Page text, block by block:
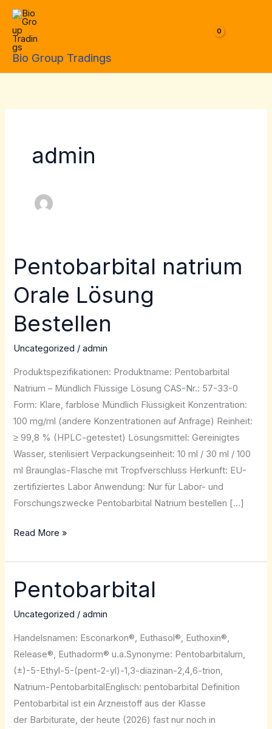
Skip
content
Bio Group Tradings
admin
Pentobarbital natrium
Orale Lösung
Bestellen
Uncategorized /admin
Produktspezifikationen: Produktname: Pentobarbital
Natrium – Mündlich Flüssige Lösung CAS-Nr.: 57-33-0
Form: Klare, farblose Mündlich Flüssigkeit Konzentration:
100 mg/ml (andere Konzentrationen auf Anfrage) Reinheit:
≥ 99,8 % (HPLC-getestet) Lösungsmittel: Gereinigtes
Wasser, sterilisiert Verpackungseinheit: 10 ml / 30 ml / 100
ml Braunglas-Flasche mit Tropfverschluss Herkunft: EU-
zertifiziertes Labor Anwendung: Nur für Labor- und
Forschungszwecke Pentobarbital Natrium bestellen […]
Pentobarbital
natrium
Orale
Bestellen
Read More »
Pentobarbital
Uncategorized /admin
Handelsnamen: Esconarkon®, Euthasol®, Euthoxin®,
Release®, Euthadorm® u.a.Synonyme: Pentobarbitalum,
(±)-5-Ethyl-5-(pent-2-yl)-1,3-diazinan-2,4,6-trion,
Natrium-PentobarbitalEnglisch: pentobarbital Definition
Pentobarbital ist ein Arzneistoff aus der Klasse
der Barbiturate, der heute (2026) fast nur noch in
Pentobarbital